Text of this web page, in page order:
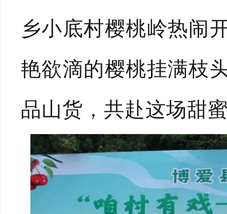
乡小底村樱桃岭热闹
艳欲滴的樱桃挂满枝
品山货，共赴这场甜